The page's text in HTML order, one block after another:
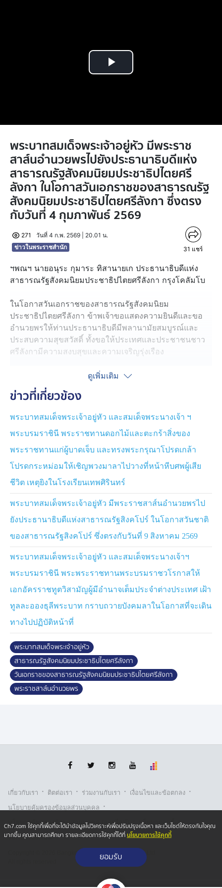
Play
พระบาทสมเด็จพระเจ้าอยู่หัว มีพระราช
สาส์นอำนวยพรไปยังประธานาธิบดีแห่ง
สาธารณรัฐสังคมนิยมประชาธิปไตยศรี
ลังกา ในโอกาสวันเอกราชของสาธารณรัฐ
สังคมนิยมประชาธิปไตยศรีลังกา ซึ่งตรง
กับวันที่ 4 กุมภาพันธ์ 2569
271
วันที่ 4 ก.พ. 2569 | 20.01 น.
ข่าวในพระราชสำนัก
31 แชร์
ฯพณฯ นายอนุระ กุมาระ ทิสานายเก ประธานาธิบดีแห่ง
สาธารณรัฐสังคมนิยมประชาธิปไตยศรีลังกา กรุงโคลัมโบ
ในโอกาสวันเอกราชของสาธารณรัฐสังคมนิยม
ประชาธิปไตยศรีลังกา ข้าพเจ้าขอแสดงความยินดีและขอ
อำนวยพรให้ท่านประธานาธิบดีมีพลานามัยสมบูรณ์และ
ประสบความสุขสวัสดิ์ ทั้งขอให้ประเทศและประชาชนชาว
ศรีลังกามีความสงบสุขและความเจริญรุ่งเรือง
ตลอดระยะเวลากว่าเจ็ดทศวรรษของความสัมพันธ์ทางการ
ทูตที่มีต่อกัน ประเทศไทยและศรีลังกามีความสัมพันธ์ฉัน
มิตรที่ใกล้ชิดแนบแน่นเสมอมา ซึ่งเป็นมิตรภาพที่มีรากฐาน
ทางประวัติศาสตร์อันยาวนานที่หยั่งรากลึกในความศรัทธา
ทางศาสนาและมรดกทางพระพุทธศาสนาร่วมกัน
ประเทศไทยขอร่วมกับประชาคมระหว่างประเทศแสดง
ความยินดีต่อความสำเร็จของศรีลังกาในการฟื้นฟูความเข้ม
แข็งทางเศรษฐกิจ และการกลับคืนสู่การเติบโตอย่างเข้มแข็ง
และเชื่อมั่นว่าการดำเนินการของความตกลงการค้าเสรี
ไทย-ศรีลังกากำลังดำเนินไปในทิศทางที่ดีอย่างเต็มศักยภาพ
ข้าพเจ้าเชื่อเป็นอย่างยิ่งว่า ประเทศไทยและศรีลังกาจะยังคง
มุ่งมั่นร่วมมือกันอย่างใกล้ชิด เพื่อเสริมสร้างและกระชับ
ความเป็นหุ้นส่วนในกิจการทุกด้านอันยังประโยชน์ร่วมกัน
ทั้งในระดับทวิภาคีและภายใต้กรอบอาเซียน-ศรีลังกา โดย
เฉพาะในด้านการค้า การลงทุน การท่องเที่ยว ความร่วมมือ
ทางวิชาการ และการแลกเปลี่ยนทางวัฒนธรรม ทำให้มั่นใจ
ได้ว่าจะนำความเจริญก้าวหน้ายิ่งขึ้นมาสู่ประเทศและ
ประชาชนทั้งสองฝ่ายในภายภาคหน้า
(พระปรมาภิไธย) มหาวชิราลงกรณ พระวชิรเกล้าเจ้าอยู่หัว
ดูเพิ่มเติม
ข่าวที่เกี่ยวข้อง
พระบาทสมเด็จพระเจ้าอยู่หัว และสมเด็จพระนางเจ้า ฯ
พระบรมราชินี พระราชทานดอกไม้และตะกร้าสิ่งของ
พระราชทานแก่ผู้บาดเจ็บ และทรงพระกรุณาโปรดเกล้า
โปรดกระหม่อมให้เชิญพวงมาลาไปวางที่หน้าหีบศพผู้เสีย
ชีวิต เหตุยิงในโรงเรียนเทพศิรินทร์
พระบาทสมเด็จพระเจ้าอยู่หัว มีพระราชสาส์นอำนวยพรไป
ยังประธานาธิบดีแห่งสาธารณรัฐสิงคโปร์ ในโอกาสวันชาติ
ของสาธารณรัฐสิงคโปร์ ซึ่งตรงกับวันที่ 9 สิงหาคม 2569
พระบาทสมเด็จพระเจ้าอยู่หัว และสมเด็จพระนางเจ้าฯ
พระบรมราชินี พระพระราชทานพระบรมราชวโรกาสให้
เอกอัครราชทูตวิสามัญผู้มีอำนาจเต็มประจำต่างประเทศ เฝ้า
ทูลละอองธุลีพระบาท กราบถวายบังคมลาในโอกาสที่จะเดิน
ทางไปปฏิบัติหน้าที่
พระบาทสมเด็จพระเจ้าอยู่หัว
สาธารณรัฐสังคมนิยมประชาธิปไตยศรีลังกา
วันเอกราชของสาธารณรัฐสังคมนิยมประชาธิปไตยศรีลังกา
พระราชสาส์นอำนวยพร
เกี่ยวกับเรา · ติตต่อเรา · ร่วมงานกับเรา · เงื่อนไขและข้อตกลง ·
นโยบายคุ้มครองข้อมูลส่วนบุคคล ·
นโยบายคุ้มครองข้อมูลส่วนบุคคล (ออนไลน์) · นโยบายคุกกี้ ·
รับเรื่องร้องเรียน
Copyright © 2026 Bangkok Broadcasting & T.V. Co.,Ltd.
Ch7.com ใช้คุกกี้เพื่อที่จะได้นำข้อมูลไปวิเคราะห์เพื่อปรับปรุงเนื้อหา และเว็บไซต์ให้ตรงกับใจคุณ
มากขึ้น คุณสามารถศึกษา รายละเอียดการใช้คุกกี้ได้ที่นโยบายการใช้คุกกี้
ยอมรับ